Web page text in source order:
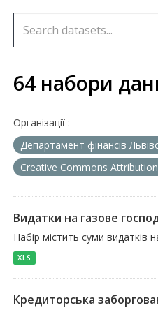
64 набори
Організації :
Департамент фінансів
Creative Commons Attribution
Видатки на газове
Набір містить суми видатків
XLS
Кредиторська